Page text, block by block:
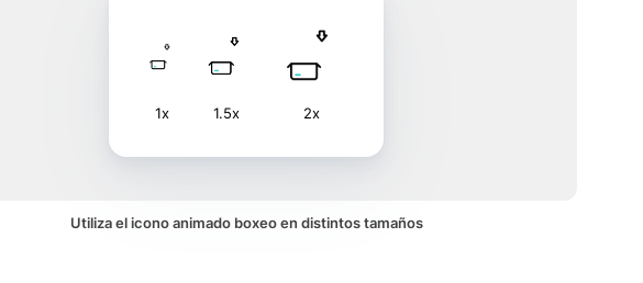
1x 1.5x 2x
Utiliza el icono animado boxeo en distintos tamaños